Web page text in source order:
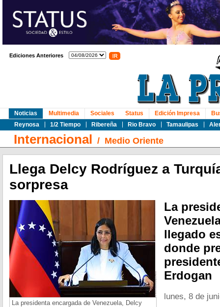
Ediciones Anteriores
Noticias
Reynosa
1/2 Tiempo Ribereña Rio Bravo Tamaulipas
Multimedia Sociales Status Edición Impresa
Internacional / Medio Oriente
Llega Delcy Rodríguez a
sorpresa
La presidenta encargada de Venezuela, Delcy
La
llegado
donde
Erdogan
lunes, 8 de